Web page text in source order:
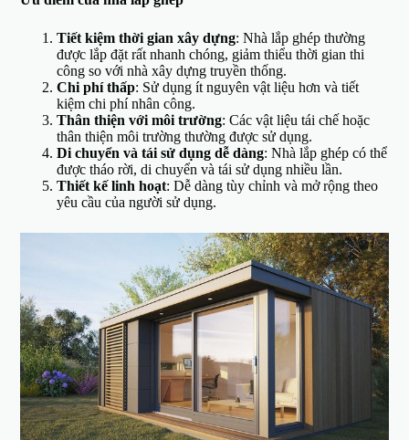
Tiết kiệm thời gian xây dựng: Nhà lắp ghép thường
được lắp đặt rất nhanh chóng, giảm thiểu thời gian thi
công so với nhà xây dựng truyền thống.
Chi phí thấp: Sử dụng ít nguyên vật liệu hơn và tiết
kiệm chi phí nhân công.
Thân thiện với môi trường: Các vật liệu tái chế hoặc
thân thiện môi trường thường được sử dụng.
Di chuyển và tái sử dụng dễ dàng: Nhà lắp ghép có thể
được tháo rời, di chuyển và tái sử dụng nhiều lần.
Thiết kế linh hoạt: Dễ dàng tùy chỉnh và mở rộng theo
yêu cầu của người sử dụng.